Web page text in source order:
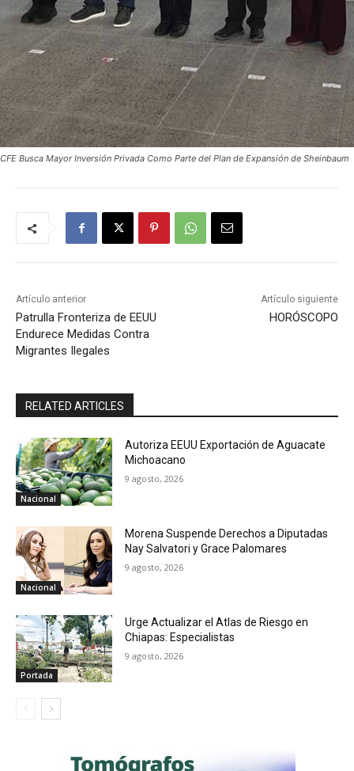
CFE Busca Mayor Inversión Privada Como Parte del Plan de Expansión de Sheinbaum
Artículo anterior
Patrulla Fronteriza de EEUU
Endurece Medidas Contra
Migrantes Ilegales
Artículo siguiente
HORÓSCOPO
RELATED ARTICLES
Nacional
Autoriza EEUU Exportación de Aguacate
Michoacano
9 agosto, 2026
Nacional
Morena Suspende Derechos a Diputadas
Nay Salvatori y Grace Palomares
9 agosto, 2026
Portada
Urge Actualizar el Atlas de Riesgo en
Chiapas: Especialistas
9 agosto, 2026